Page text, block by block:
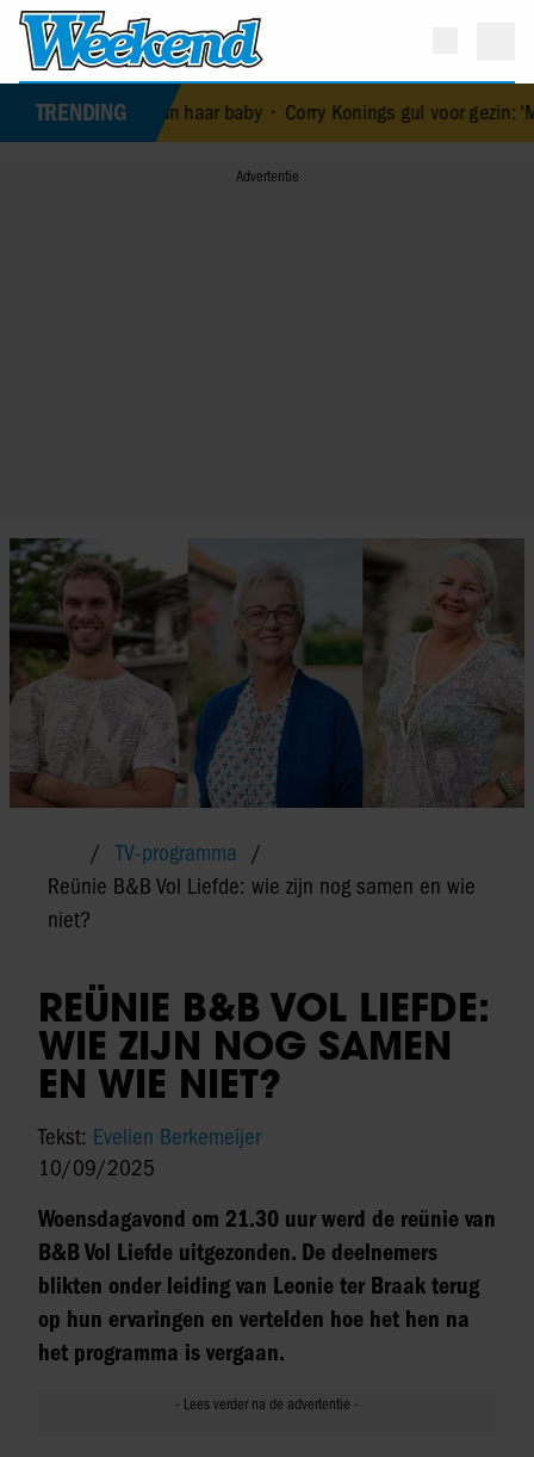
TRENDING
van haar baby Corry Konings gul voor gezin: ‘Meer voor over
TV-programma
Reünie B&B Vol Liefde: wie zijn nog samen en wie
niet?
REÜNIE B&B VOL LIEFDE:
WIE ZIJN NOG SAMEN
EN WIE NIET?
Tekst: Evelien Berkemeijer
10/09/2025
Woensdagavond om 21.30 uur werd de reünie van
B&B Vol Liefde uitgezonden. De deelnemers
blikten onder leiding van Leonie ter Braak terug
op hun ervaringen en vertelden hoe het hen na
het programma is vergaan.